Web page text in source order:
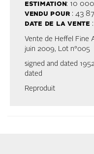
estimation: 10
vendu pour : 43
date de la vente
Vente de Heffel Fine
juin 2009, Lot n°005
signed and dated
dated
Reproduit